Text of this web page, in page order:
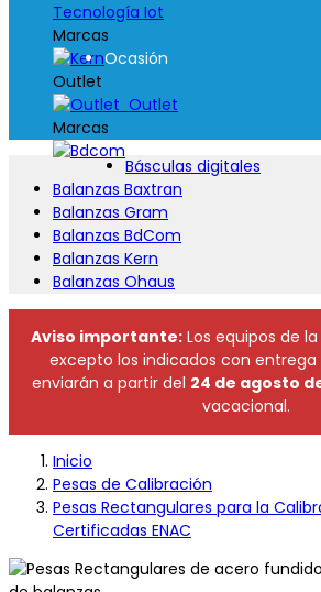
Tecnología Iot
Marcas
Ocasión
Outlet
Outlet
Marcas
Básculas digitales
Balanzas Baxtran
Balanzas Gram
Balanzas BdCom
Balanzas Kern
Balanzas Ohaus
Aviso importante: Los equipos de la
excepto los indicados con entrega
enviarán a partir del 24 de agosto
vacacional.
Inicio
Pesas de Calibración
Pesas Rectangulares para la
Certificadas ENAC